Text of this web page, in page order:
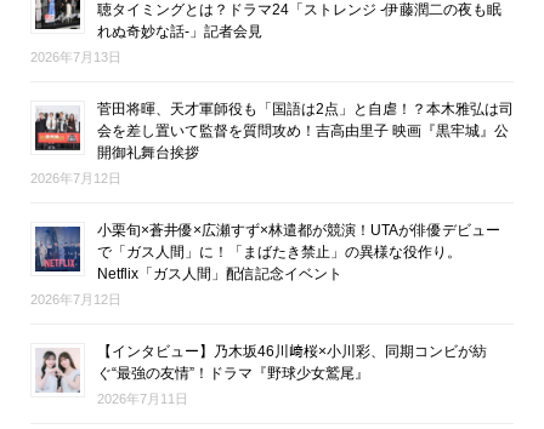
聴タイミングとは？ドラマ24「ストレンジ -伊藤潤二の夜も眠
れぬ奇妙な話-」記者会見
2026年7月13日
菅田将暉、天才軍師役も「国語は2点」と自虐！？本木雅弘は司
会を差し置いて監督を質問攻め！吉高由里子 映画『黒牢城』公
開御礼舞台挨拶
2026年7月12日
小栗旬×蒼井優×広瀬すず×林遣都が競演！UTAが俳優デビュー
で「ガス人間」に！「まばたき禁止」の異様な役作り。
Netflix「ガス人間」配信記念イベント
2026年7月12日
【インタビュー】乃木坂46川﨑桜×小川彩、同期コンビが紡
ぐ“最強の友情”！ドラマ『野球少女鷲尾』
2026年7月11日